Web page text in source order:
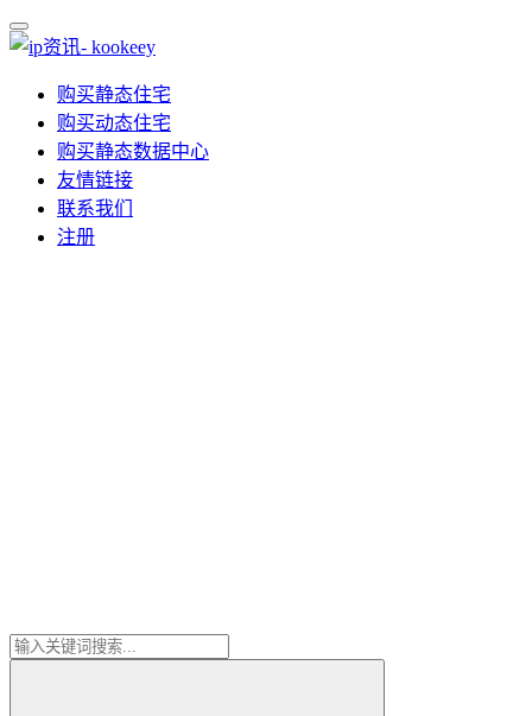
购买静态住宅
购买动态住宅
购买静态数据中心
友情链接
联系我们
注册